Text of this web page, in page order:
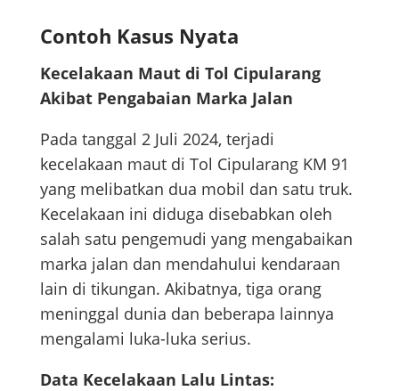
Contoh Kasus Nyata
Kecelakaan Maut di Tol Cipularang
Akibat Pengabaian Marka Jalan
Pada tanggal 2 Juli 2024, terjadi
kecelakaan maut di Tol Cipularang KM 91
yang melibatkan dua mobil dan satu truk.
Kecelakaan ini diduga disebabkan oleh
salah satu pengemudi yang mengabaikan
marka jalan dan mendahului kendaraan
lain di tikungan. Akibatnya, tiga orang
meninggal dunia dan beberapa lainnya
mengalami luka-luka serius.
Data Kecelakaan Lalu Lintas: